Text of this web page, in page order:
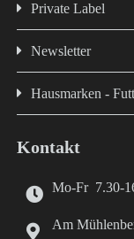
Private Label
Newsletter
Hausmarken -
Kontakt
Mo-Fr 7.30-
Am